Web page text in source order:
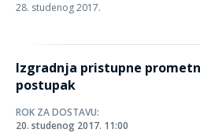
28. studenog 2017.
Izgradnja pristupne
postupak
ROK ZA DOSTAVU:
20. studenog 2017. 11:00